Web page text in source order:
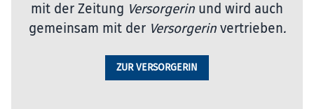
mit der Zeitung Versorgerin und wird auch
gemeinsam mit der Versorgerinvertrieben.
ZUR VERSORGERIN